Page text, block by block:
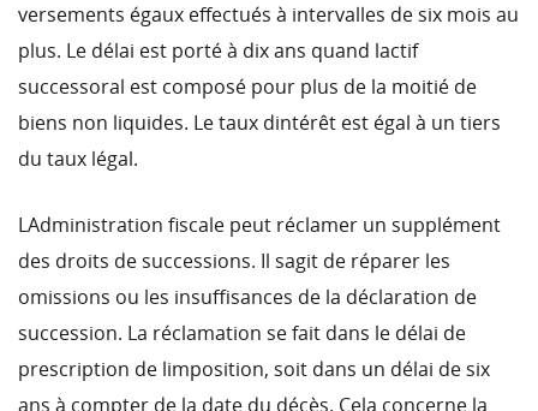
versements égaux effectués à intervalles de six mois au
plus. Le délai est porté à dix ans quand lactif
successoral est composé pour plus de la moitié de
biens non liquides. Le taux dintérêt est égal à un tiers
du taux légal.
LAdministration fiscale peut réclamer un supplément
des droits de successions. Il sagit de réparer les
omissions ou les insuffisances de la déclaration de
succession. La réclamation se fait dans le délai de
prescription de limposition, soit dans un délai de six
ans à compter de la date du décès. Cela concerne la